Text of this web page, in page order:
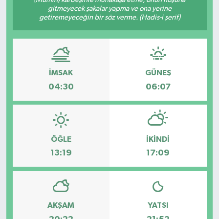
gitmeyecek şakalar yapma ve ona yerine
getiremeyeceğin bir söz verme. (Hadis-i şerif)
İMSAK
04:30
GÜNEŞ
06:07
ÖĞLE
13:19
İKINDI
17:09
AKŞAM YATSI
Hakkari Haber
KADIN
KÜLTÜR SANAT
MAGAZİN
MAKALE
POLİTİKA
REKLAM
SAĞLIK